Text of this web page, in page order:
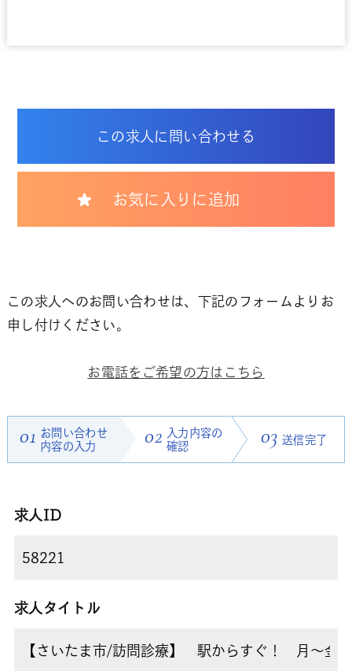
この求人に問い合わせる
お気に入りに追加
この求人へのお問い合わせは、下記のフォームよりお
申し付けください。
お電話をご希望の方はこちら
01 お問い合わせ
内容の入力
02 入力内容の
確認
03 送信完了
求人ID
求人タイトル